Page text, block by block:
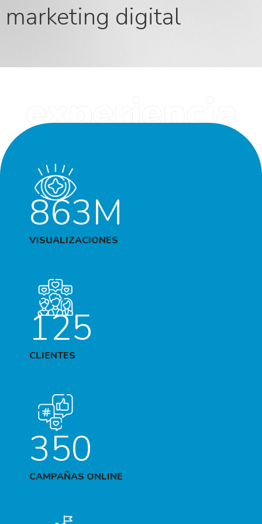
marketing digital
863M
VISUALIZACIONES
125
CLIENTES
350
CAMPAÑAS ONLINE